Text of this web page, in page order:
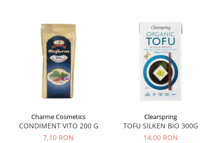
Vene varicoase, tromboflebită
VItaminizare
Vulvovaginita Candidozica
Îmbătrânire
Întreținere ten
Înțepături de insecte
Charme Cosmetics
CONDIMENT VITO 200 G
7,10 RON
Clearspring
TOFU SILKEN BIO 300G
14,00 RON